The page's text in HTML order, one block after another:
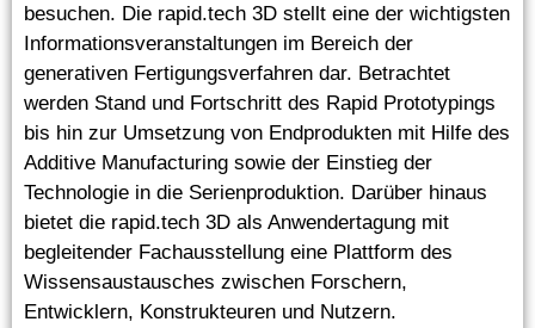
besuchen. Die rapid.tech 3D stellt eine der wichtigsten
Informationsveranstaltungen im Bereich der
generativen Fertigungsverfahren dar. Betrachtet
werden Stand und Fortschritt des Rapid Prototypings
bis hin zur Umsetzung von Endprodukten mit Hilfe des
Additive Manufacturing sowie der Einstieg der
Technologie in die Serienproduktion. Darüber hinaus
bietet die rapid.tech 3D als Anwendertagung mit
begleitender Fachausstellung eine Plattform des
Wissensaustausches zwischen Forschern,
Entwicklern, Konstrukteuren und Nutzern.